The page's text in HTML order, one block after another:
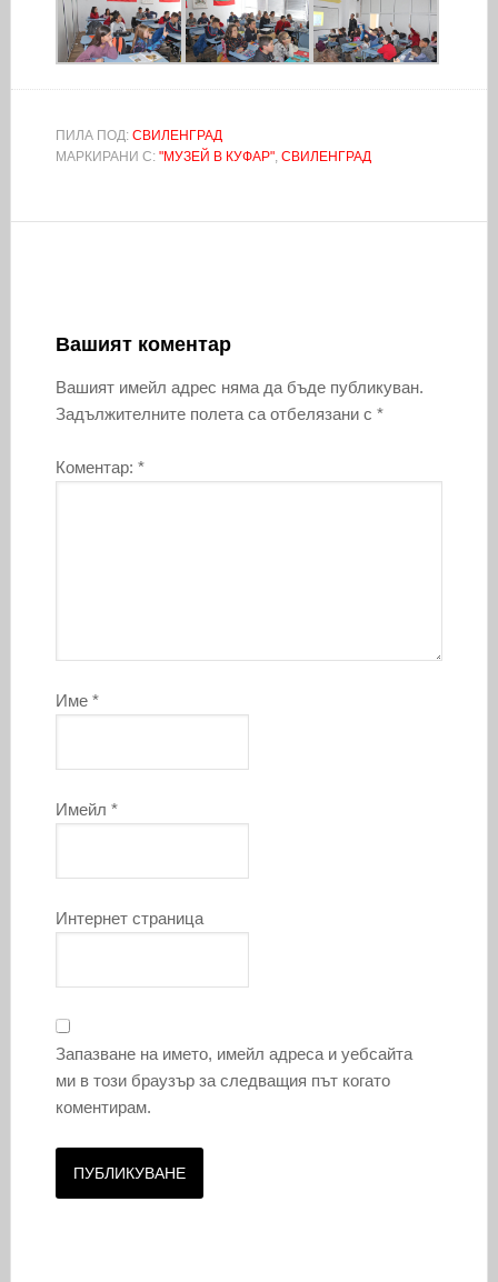
ПИЛА ПОД: СВИЛЕНГРАД
МАРКИРАНИ С: "МУЗЕЙ В КУФАР", СВИЛЕНГРАД
Вашият коментар
Вашият имейл адрес няма да бъде публикуван.
Задължителните полета са отбелязани с *
Коментар: *
Име *
Имейл *
Интернет страница
Запазване на името, имейл адреса и уебсайта
ми в този браузър за следващия път когато
коментирам.